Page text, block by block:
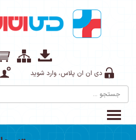
دی ان ان پلاس، وارد شوید